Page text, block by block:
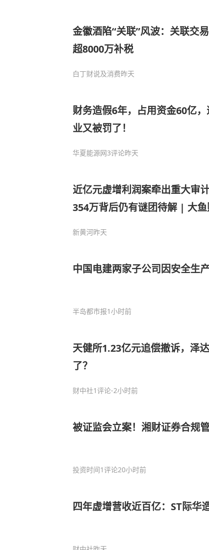
金徽酒陷“关联”风波：关联交
超8000万补税
白丁财说及消费昨天
财务造假6年，占用资金60亿
业又被罚了！
华夏能源网3评论昨天
近亿元虚增利润案牵出重大审
354万背后仍有谜团待解 | 大
新黄河昨天
中国电建两家子公司因安全生
半岛都市报1小时前
天健所1.23亿元追偿撤诉，泽
了？
财中社1评论-2小时前
被证监会立案！湘财证券合规
投资时间1评论20小时前
四年虚增营收近百亿：ST际华